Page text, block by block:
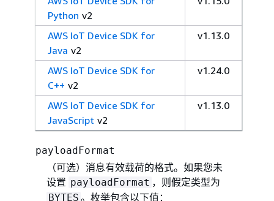
Python v2
AWS IoT Device SDK for
Java v2
v1.13.0
AWS IoT Device SDK for
C++ v2
v1.24.0
AWS IoT Device SDK for
JavaScript v2
v1.13.0
payloadFormat
（可选）消息有效载荷的格式。如果您未
设置 payloadFormat ，则假定类型为
BYTES 。枚举包含以下值：